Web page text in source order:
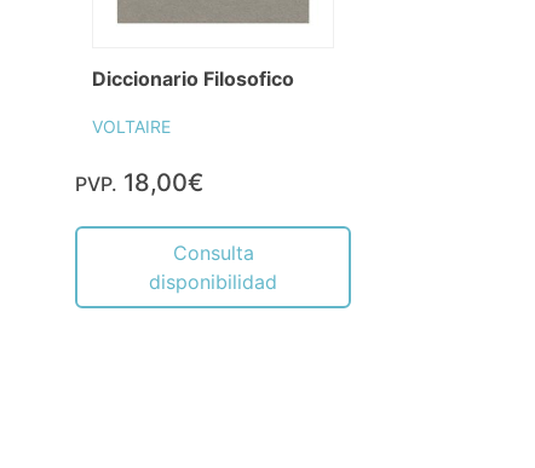
Diccionario Filosofico
VOLTAIRE
PVP. 18,00€
Consulta
disponibilidad